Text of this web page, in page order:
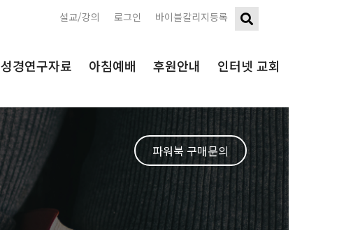
바이블칼리지등록
로그인
설교/강의
성경연구자료 아침예배 후원안내 인터넷 교회
파워북 구매문의